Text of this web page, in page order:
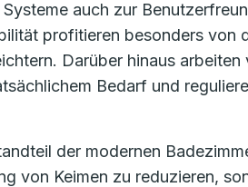
auch zur
profitieren besonders von
Darüber hinaus arbeiten
Bedarf und
der modernen
von Keimen zu reduzieren,